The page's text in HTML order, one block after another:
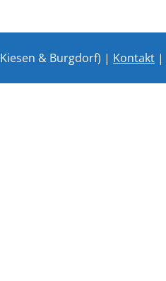
& Burgdorf) | Kontakt |